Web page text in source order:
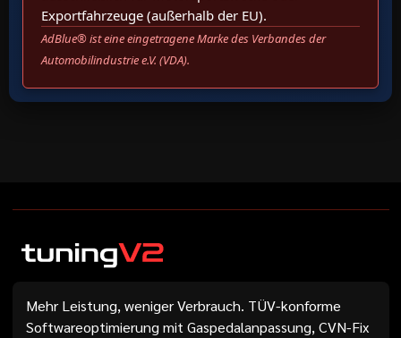
Exportfahrzeuge (außerhalb der EU).
AdBlue® ist eine eingetragene Marke des Verbandes der
Automobilindustrie e.V. (VDA).
Mehr Leistung, weniger Verbrauch. TÜV-konforme
Softwareoptimierung mit Gaspedalanpassung, CVN-Fix